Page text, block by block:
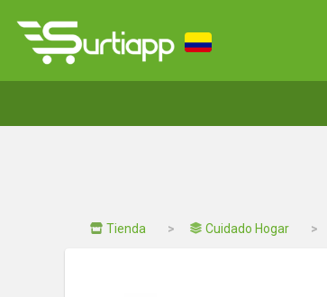
Tienda Cuidado Hogar